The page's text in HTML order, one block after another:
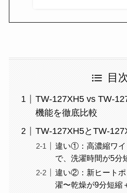
目
TW-127XH5 vs TW-
機能を徹底比較
TW-127XH5とTW-
違い①：高濃縮ワ
で、洗濯時間が5分
違い②：新ヒート
濯〜乾燥が9分短縮